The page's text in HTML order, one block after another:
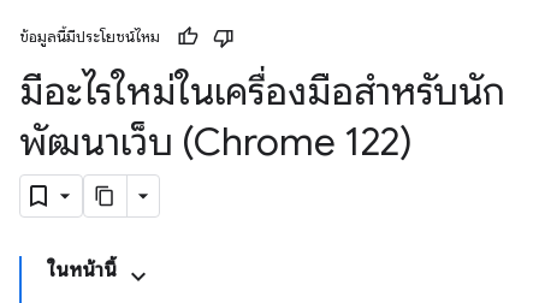
ข้อมูลนี้มีประโยชน์ไหม
มีอะไรใหม่ในเครื่องมือสำหรับนัก
พัฒนาเว็บ (Chrome 122)
ในหน้านี้